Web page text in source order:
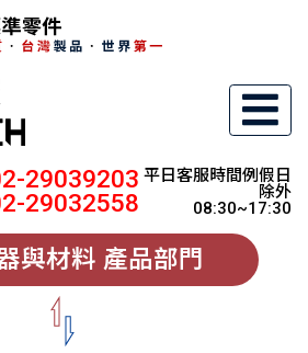
29039203
29032558
平日客服時間例假日
除外
08:30~17:30
與材料 產品部門